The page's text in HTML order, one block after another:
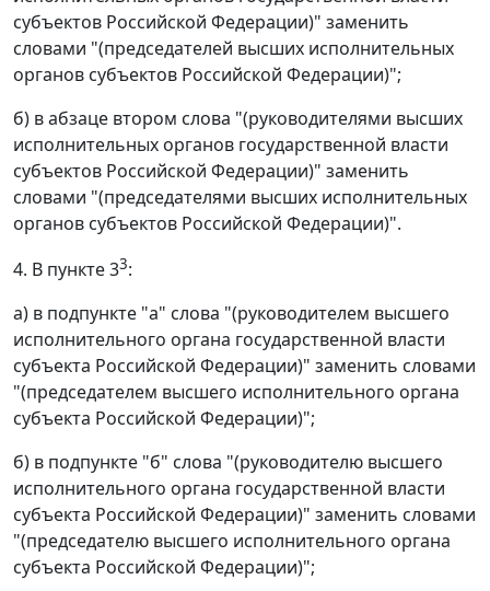
субъектов Российской Федерации)" заменить
словами "(председателей высших исполнительных
органов субъектов Российской Федерации)";
б) в абзаце втором слова "(руководителями высших
исполнительных органов государственной власти
субъектов Российской Федерации)" заменить
словами "(председателями высших исполнительных
органов субъектов Российской Федерации)".
4. В пункте 33:
а) в подпункте "а" слова "(руководителем высшего
исполнительного органа государственной власти
субъекта Российской Федерации)" заменить словами
"(председателем высшего исполнительного органа
субъекта Российской Федерации)";
б) в подпункте "б" слова "(руководителю высшего
исполнительного органа государственной власти
субъекта Российской Федерации)" заменить словами
"(председателю высшего исполнительного органа
субъекта Российской Федерации)";